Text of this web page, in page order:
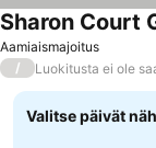
Aamiaismajoitus
Sharon Court
/ Luokitusta ei ole
Valitse päivät